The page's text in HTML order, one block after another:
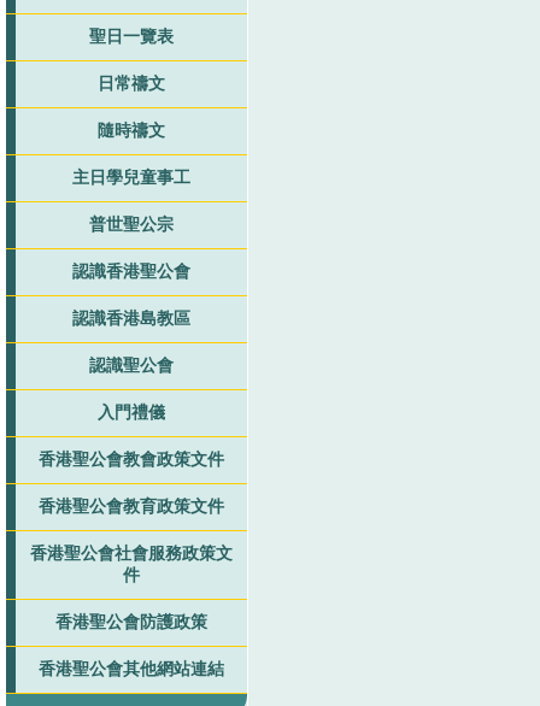
聖日一覽表
日常禱文
隨時禱文
主日學兒童事工
普世聖公宗
認識香港聖公會
認識香港島教區
認識聖公會
入門禮儀
香港聖公會教會政策文件
香港聖公會教育政策文件
香港聖公會社會服務政策文
件
香港聖公會防護政策
香港聖公會其他網站連結